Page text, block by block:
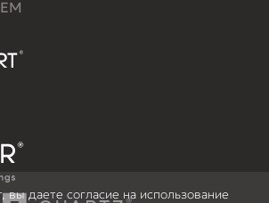
вы даете согласие на использование